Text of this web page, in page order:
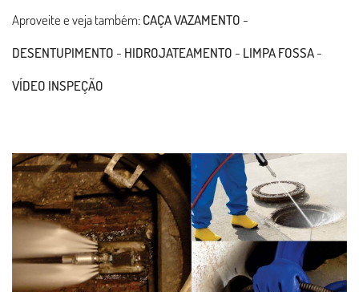
Aproveite e veja também:CAÇA VAZAMENTO -
DESENTUPIMENTO - HIDROJATEAMENTO - LIMPA FOSSA-
VÍDEO INSPEÇÃO